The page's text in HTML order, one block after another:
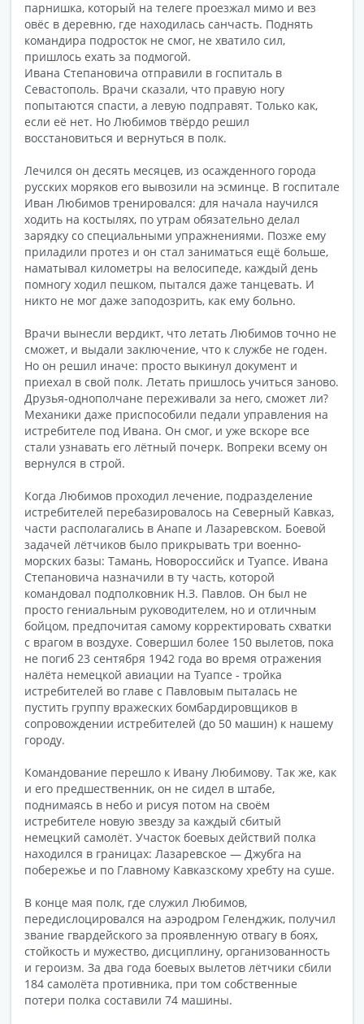
парнишка, который на телеге проезжал мимо и вез
овёс в деревню, где находилась санчасть. Поднять
командира подросток не смог, не хватило сил,
пришлось ехать за подмогой.
Ивана Степановича отправили в госпиталь в
Севастополь. Врачи сказали, что правую ногу
попытаются спасти, а левую подправят. Только как,
если её нет. Но Любимов твёрдо решил
восстановиться и вернуться в полк.
Лечился он десять месяцев, из осажденного города
русских моряков его вывозили на эсминце. В госпитале
Иван Любимов тренировался: для начала научился
ходить на костылях, по утрам обязательно делал
зарядку со специальными упражнениями. Позже ему
приладили протез и он стал заниматься ещё больше,
наматывал километры на велосипеде, каждый день
помногу ходил пешком, пытался даже танцевать. И
никто не мог даже заподозрить, как ему больно.
Врачи вынесли вердикт, что летать Любимов точно не
сможет, и выдали заключение, что к службе не годен.
Но он решил иначе: просто выкинул документ и
приехал в свой полк. Летать пришлось учиться заново.
Друзья-однополчане переживали за него, сможет ли?
Механики даже приспособили педали управления на
истребителе под Ивана. Он смог, и уже вскоре все
стали узнавать его лётный почерк. Вопреки всему он
вернулся в строй.
Когда Любимов проходил лечение, подразделение
истребителей перебазировалось на Северный Кавказ,
части располагались в Анапе и Лазаревском. Боевой
задачей лётчиков было прикрывать три военно-
морских базы: Тамань, Новороссийск и Туапсе. Ивана
Степановича назначили в ту часть, которой
командовал подполковник Н.З. Павлов. Он был не
просто гениальным руководителем, но и отличным
бойцом, предпочитая самому корректировать схватки
с врагом в воздухе. Совершил более 150 вылетов, пока
не погиб 23 сентября 1942 года во время отражения
налёта немецкой авиации на Туапсе - тройка
истребителей во главе с Павловым пыталась не
пустить группу вражеских бомбардировщиков в
сопровождении истребителей (до 50 машин) к нашему
городу.
Командование перешло к Ивану Любимову. Так же, как
и его предшественник, он не сидел в штабе,
поднимаясь в небо и рисуя потом на своём
истребителе новую звезду за каждый сбитый
немецкий самолёт. Участок боевых действий полка
находился в границах: Лазаревское — Джубга на
побережье и по Главному Кавказскому хребту на суше.
В конце мая полк, где служил Любимов,
передислоцировался на аэродром Геленджик, получил
звание гвардейского за проявленную отвагу в боях,
стойкость и мужество, дисциплину, организованность
и героизм. За два года боевых вылетов лётчики сбили
184 самолёта противника, при том собственные
потери полка составили 74 машины.